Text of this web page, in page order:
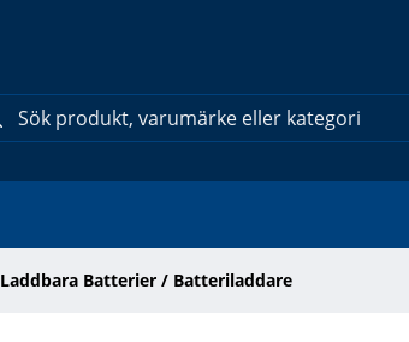
Laddbara Batterier / Batteriladdare